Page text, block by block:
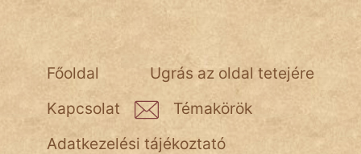
pszichopati
Hoffer Botond
Ugrás az oldal tetejére
Főoldal
Kapcsolat
Témakörök
Adatkezelési tájékoztató